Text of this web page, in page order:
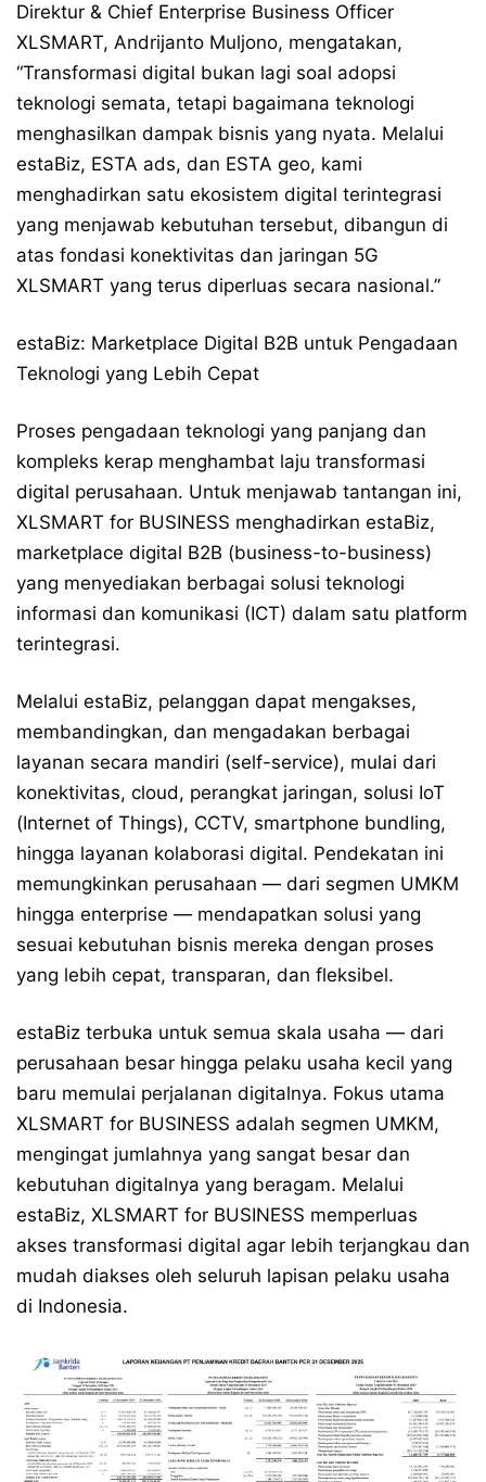
Direktur & Chief Enterprise Business Officer
XLSMART, Andrijanto Muljono, mengatakan,
“Transformasi digital bukan lagi soal adopsi
teknologi semata, tetapi bagaimana teknologi
menghasilkan dampak bisnis yang nyata. Melalui
estaBiz, ESTA ads, dan ESTA geo, kami
menghadirkan satu ekosistem digital terintegrasi
yang menjawab kebutuhan tersebut, dibangun di
atas fondasi konektivitas dan jaringan 5G
XLSMART yang terus diperluas secara nasional.”
estaBiz: Marketplace Digital B2B untuk Pengadaan
Teknologi yang Lebih Cepat
Proses pengadaan teknologi yang panjang dan
kompleks kerap menghambat laju transformasi
digital perusahaan. Untuk menjawab tantangan ini,
XLSMART for BUSINESS menghadirkan estaBiz,
marketplace digital B2B (business-to-business)
yang menyediakan berbagai solusi teknologi
informasi dan komunikasi (ICT) dalam satu platform
terintegrasi.
Melalui estaBiz, pelanggan dapat mengakses,
membandingkan, dan mengadakan berbagai
layanan secara mandiri (self-service), mulai dari
konektivitas, cloud, perangkat jaringan, solusi IoT
(Internet of Things), CCTV, smartphone bundling,
hingga layanan kolaborasi digital. Pendekatan ini
memungkinkan perusahaan — dari segmen UMKM
hingga enterprise — mendapatkan solusi yang
sesuai kebutuhan bisnis mereka dengan proses
yang lebih cepat, transparan, dan fleksibel.
estaBiz terbuka untuk semua skala usaha — dari
perusahaan besar hingga pelaku usaha kecil yang
baru memulai perjalanan digitalnya. Fokus utama
XLSMART for BUSINESS adalah segmen UMKM,
mengingat jumlahnya yang sangat besar dan
kebutuhan digitalnya yang beragam. Melalui
estaBiz, XLSMART for BUSINESS memperluas
akses transformasi digital agar lebih terjangkau dan
mudah diakses oleh seluruh lapisan pelaku usaha
di Indonesia.